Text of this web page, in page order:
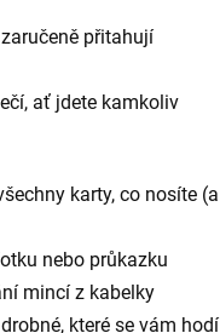
přitahují
ať jdete kamkoliv
karty, co nosíte (a
nebo průkazku
mincí z kabelky
které se vám hodí